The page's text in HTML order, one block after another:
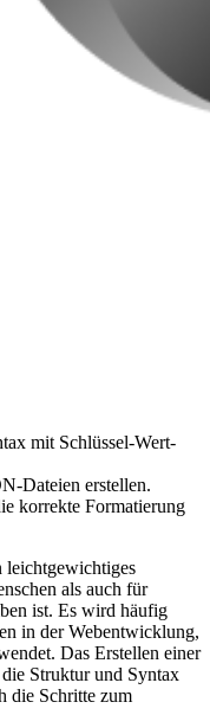
mit Schlüssel-Wert-
Dateien erstellen.
korrekte Formatierung
leichtgewichtiges
als auch für
ist. Es wird häufig
in der Webentwicklung,
Das Erstellen einer
Struktur und Syntax
die Schritte zum